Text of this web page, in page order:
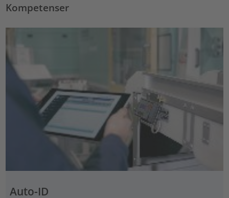
Kompetenser
Auto-ID